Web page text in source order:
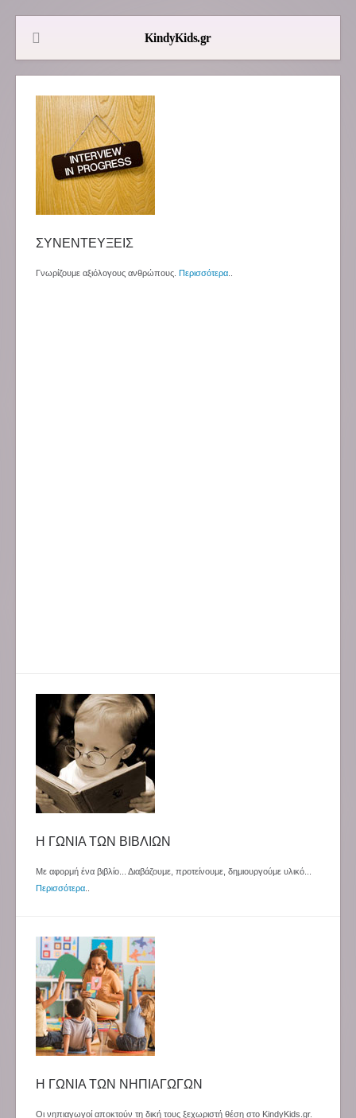
ΣΥΝΕΝΤΕΥΞΕΙΣ
Γνωρίζουμε αξιόλογους ανθρώπους. Περισσότερα
Η ΓΩΝΙΑ ΤΩΝ ΒΙΒΛΙΩΝ
Με αφορμή ένα βιβλίο... Διαβάζουμε, προτείνουμε, δημιουργούμε υλικό...
Περισσότερα
Η ΓΩΝΙΑ ΤΩΝ ΝΗΠΙΑΓΩΓΩΝ
Οι νηπιαγωγοί αποκτούν τη δική τους ξεχωριστή θέση στο KindyKids.gr.